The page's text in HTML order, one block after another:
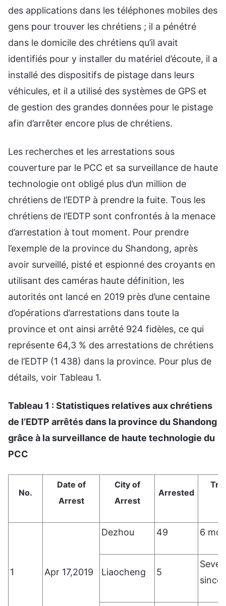
des applications dans les téléphones mobiles des
gens pour trouver les chrétiens ; il a pénétré
dans le domicile des chrétiens qu’il avait
identifiés pour y installer du matériel d’écoute, il a
installé des dispositifs de pistage dans leurs
véhicules, et il a utilisé des systèmes de GPS et
de gestion des grandes données pour le pistage
afin d’arrêter encore plus de chrétiens.
Les recherches et les arrestations sous
couverture par le PCC et sa surveillance de haute
technologie ont obligé plus d’un million de
chrétiens de l’EDTP à prendre la fuite. Tous les
chrétiens de l’EDTP sont confrontés à la menace
d’arrestation à tout moment. Pour prendre
l’exemple de la province du Shandong, après
avoir surveillé, pisté et espionné des croyants en
utilisant des caméras haute définition, les
autorités ont lancé en 2019 près d’une centaine
d’opérations d’arrestations dans toute la
province et ont ainsi arrêté 924 fidèles, ce qui
représente 64,3 % des arrestations de chrétiens
de l’EDTP (1 438) dans la province. Pour plus de
détails, voir Tableau 1.
Tableau 1 : Statistiques relatives aux chrétiens
de l’EDTP arrêtés dans la province du Shandong
grâce à la surveillance de haute technologie du
PCC
No.
Date of
Arrest
City of
Arrest
Arrested
1 Apr 17,2019
Dezhou 49 6
Liaocheng 5
since